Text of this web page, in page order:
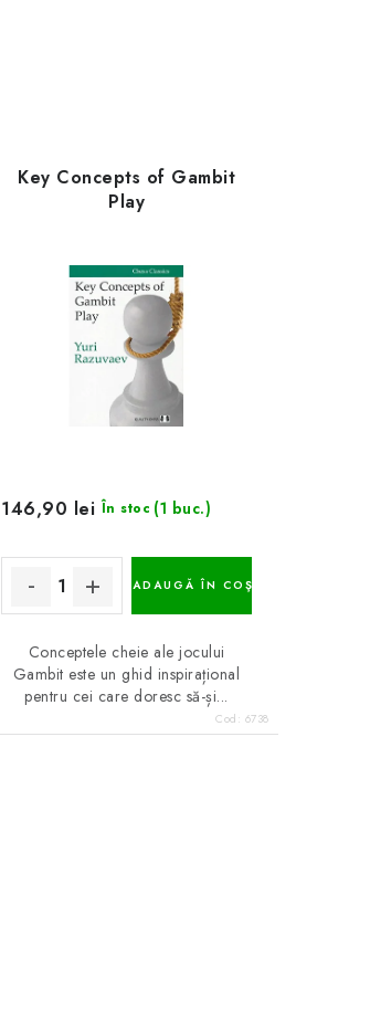
Key Concepts of Gambit
Play
În stoc (1 buc.)
146,90 lei
ADAUGĂ ÎN COŞ
Conceptele cheie ale jocului
Gambit este un ghid inspirațional
pentru cei care doresc să-și...
Cod: 6738